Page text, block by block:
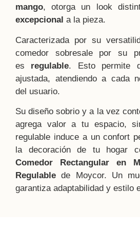
mango, otorga un look
excepcional a la pieza.
Caracterizada por su
comedor sobresale por su
es regulable. Esto permite
ajustada, atendiendo a cada
del usuario.
Su diseño sobrio y a la vez
agrega valor a tu espacio,
regulable induce a un confort
la decoración de tu hogar
Comedor Rectangular en
Regulable de Moycor. Un
garantiza adaptabilidad y estilo